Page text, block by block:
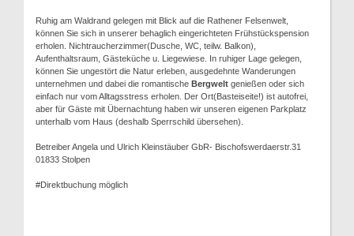
Ruhig am Waldrand gelegen mit Blick auf die Rathener Felsenwelt,
können Sie sich in unserer behaglich eingerichteten Frühstückspension
erholen. Nichtraucherzimmer(Dusche, WC, teilw. Balkon),
Aufenthaltsraum, Gästeküche u. Liegewiese. In ruhiger Lage gelegen,
können Sie ungestört die Natur erleben, ausgedehnte Wanderungen
unternehmen und dabei die romantische Bergwelt genießen oder sich
einfach nur vom Alltagsstress erholen. Der Ort(Basteiseite!) ist autofrei,
aber für Gäste mit Übernachtung haben wir unseren eigenen Parkplatz
unterhalb vom Haus (deshalb Sperrschild übersehen).
Betreiber Angela und Ulrich Kleinstäuber GbR- Bischofswerdaerstr.31
01833 Stolpen
#Direktbuchung möglich